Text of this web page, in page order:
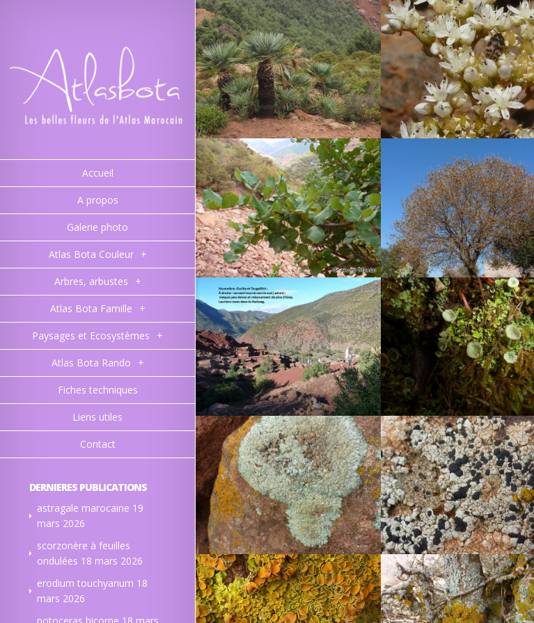
Accueil
A propos
Galerie photo
Atlas Bota Couleur +
Arbres, arbustes +
Atlas Bota Famille +
Paysages et Ecosystèmes +
Atlas Bota Rando +
Fiches techniques
Liens utiles
Contact
DERNIERES PUBLICATIONS
astragale marocaine 19
mars 2026
scorzonère à feuilles
ondulées 18 mars 2026
erodium touchyanum 18
mars 2026